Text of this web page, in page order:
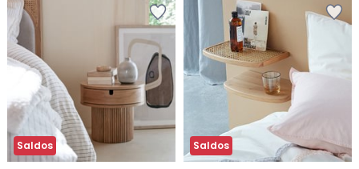
Saldos Saldos